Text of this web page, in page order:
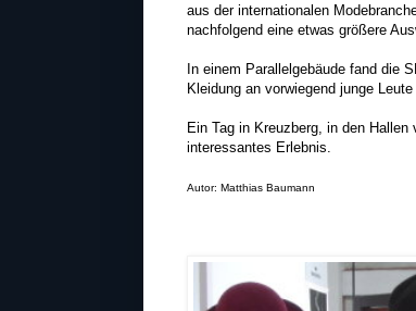
aus der internationalen
nachfolgend eine etwas größere
In einem Parallelgebäude fand die
Kleidung an vorwiegend junge Leute
Ein Tag in Kreuzberg, in den
interessantes Erlebnis.
Autor: Matthias Baumann